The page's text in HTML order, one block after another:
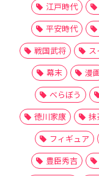
江戸時代
平安時代
戦国武将
ス
幕末
漫
べらぼう
徳川家康
抹
フィギュア
豊臣秀吉